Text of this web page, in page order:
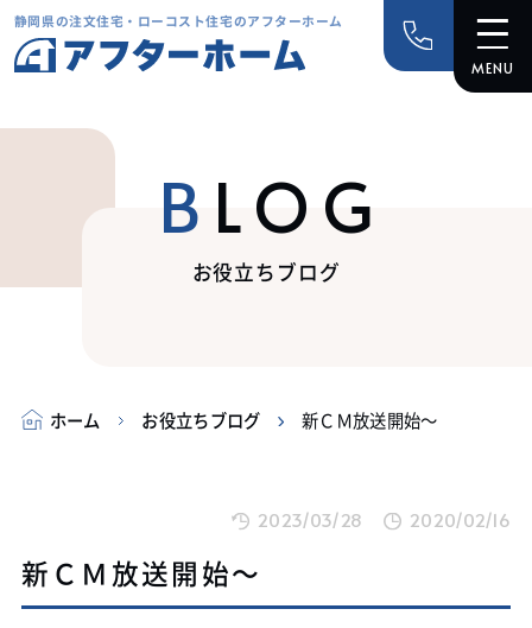
静岡県の注文住宅・ローコスト住宅のアフターホーム
BLOG
お役立ちブログ
ホーム お役立ちブログ 新ＣＭ放送開始～
2023/03/28 2020/02/16
新ＣＭ放送開始～